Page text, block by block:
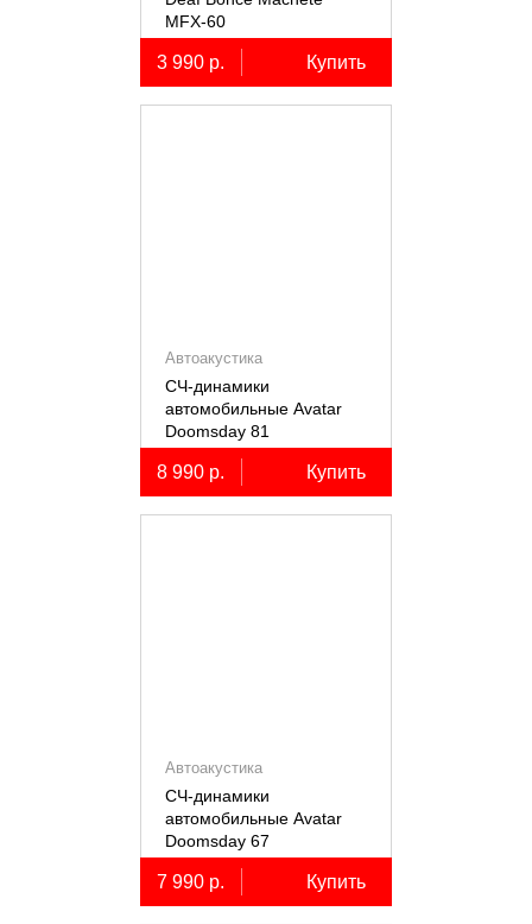
MFX-60
3 990 р. Купить
Автоакустика
СЧ-динамики
автомобильные Avatar
Doomsday 81
8 990 р. Купить
Автоакустика
СЧ-динамики
автомобильные Avatar
Doomsday 67
7 990 р. Купить